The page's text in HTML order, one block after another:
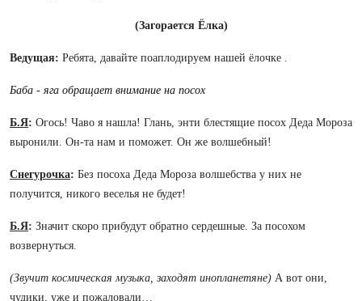
(Загорается Ёлка)
Ведущая: Ребята, давайте поаплодируем нашей ёлочке .
Баба - яга обращает внимание на посох
Б.Я: Огось! Чаво я нашла! Глань, энти блестящие посох Деда Мороза
выронили. Он-та нам и поможет. Он же волшебный!
Снегурочка: Без посоха Деда Мороза волшебства у них не
получится, никого веселья не будет!
Б.Я: Значит скоро прибудут обратно сердешные. За посохом
возвернуться.
(Звучит космическая музыка, заходят инопланетяне) А вот они,
чудики, уже и пожаловали…